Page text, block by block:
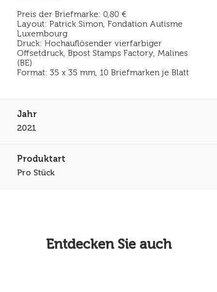
Preis der Briefmarke: 0,80 €
Layout: Patrick Simon, Fondation Autisme
Luxembourg
Druck: Hochauflösender vierfarbiger
Offsetdruck, Bpost Stamps Factory, Malines
(BE)
Format: 35 x 35 mm, 10 Briefmarken je Blatt
2021
Pro Stück
Entdecken Sie auch